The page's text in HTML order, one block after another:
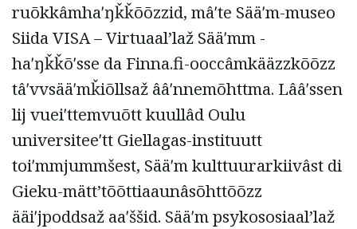
ruõkkâmhaʹŋǩǩõõzzid, mâʹte Sääʹm-museo
Siida VISA – Virtuaalʼlaž Sääʹmm -
haʹŋǩǩõʹsse da Finna.fi-ooccâmkääzzkõõzz
tâʹvvsääʹmǩiõllsaž ââʹnnemõhttma. Lââʹssen
lij vueiʹttemvuõtt kuullâd Oulu
universiteeʹtt Giellagas-instituutt
toiʹmmjummšest, Sääʹm kulttuurarkiivâst di
Gieku-mättʼtõõttiaaunâsõhttõõzz
ääiʹjpoddsaž aaʹššid. Sääʹm psykososiaalʼlaž